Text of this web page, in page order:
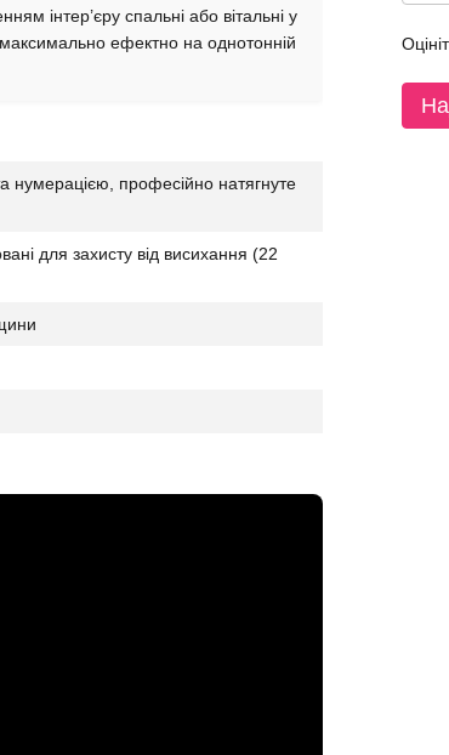
інтер’єру спальні або вітальні у
ефектно на однотонній
нумерацією, професійно натягнуте
для захисту від висихання (22